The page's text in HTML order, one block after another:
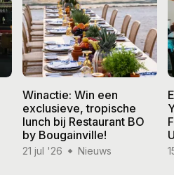
Winactie: Win een
exclusieve, tropische
lunch bij Restaurant BO
by Bougainville!
21 jul '26 Nieuws